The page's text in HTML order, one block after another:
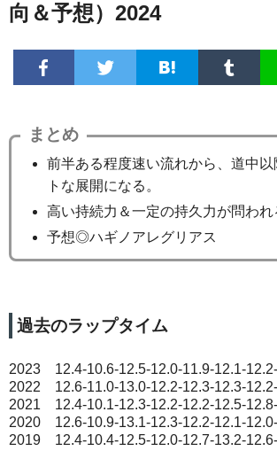
向＆予想）2024
まとめ
前半ある程度速い流れから、道中以
トな展開になる。
高い持続力＆一定の持久力が問われ
予想◎ハギノアレグリアス
過去のラップタイム
2023 12.4-10.6-12.5-12.0-11.9-12.1-
2022 12.6-11.0-13.0-12.2-12.3-12.3-
2021 12.4-10.1-12.3-12.2-12.2-12.5-
2020 12.6-10.9-13.1-12.3-12.2-12.1-
2019 12.4-10.4-12.5-12.0-12.7-13.2-